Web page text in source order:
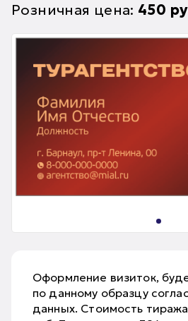
Розничная цена: 450
Оформление визиток,
по данному образцу
данных. Стоимость